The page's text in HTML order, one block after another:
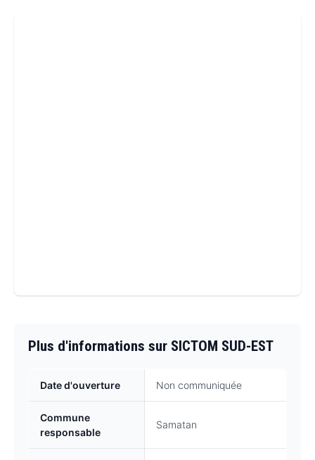
Plus d'informations sur SICTOM SUD-EST
Date d'ouverture Non communiquée
Commune
responsable
Samatan